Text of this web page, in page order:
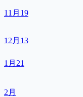
11月 19
12月 13
1月 21
2月